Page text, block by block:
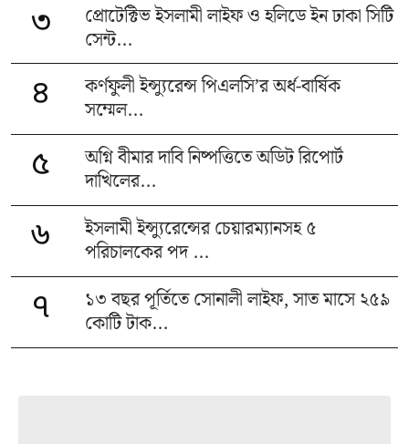
৩
প্রোটেক্টিভ ইসলামী লাইফ ও হলিডে ইন ঢাকা সিটি
সেন্ট...
৪
কর্ণফুলী ইন্স্যুরেন্স পিএলসি’র অর্ধ-বার্ষিক
সম্মেল...
৫
অগ্নি বীমার দাবি নিষ্পত্তিতে অডিট রিপোর্ট
দাখিলের...
৬
ইসলামী ইন্স্যুরেন্সের চেয়ারম্যানসহ ৫
পরিচালকের পদ ...
৭
১৩ বছর পূর্তিতে সোনালী লাইফ, সাত মাসে ২৫৯
কোটি টাক...